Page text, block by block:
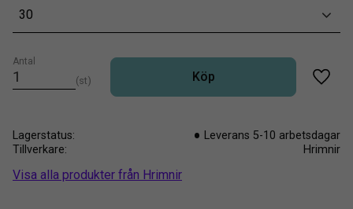
30
Antal
st Köp
Lägg
Lagerstatus
Leverans 5-10 arbetsdagar
Tillverkare
Hrimnir
Visa alla produkter från Hrimnir